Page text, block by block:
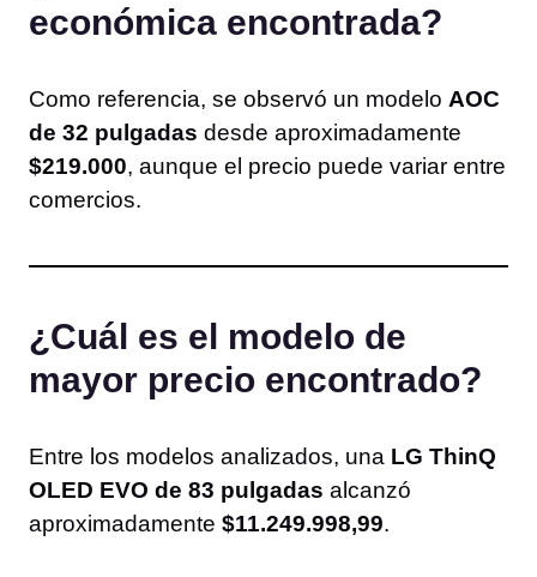
económica encontrada?
Como referencia, se observó un modelo AOC
de 32 pulgadas desde aproximadamente
$219.000, aunque el precio puede variar entre
comercios.
¿Cuál es el modelo de
mayor precio encontrado?
Entre los modelos analizados, una LG ThinQ
OLED EVO de 83 pulgadas alcanzó
aproximadamente $11.249.998,99.